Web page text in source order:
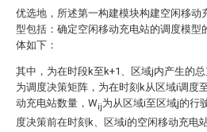
优选地，所述第一构建模块构建空闲移动
型包括：确定空闲移动充电站的调度模型
体如下：
其中， 为在时段k至k+1、区域j内产生的总
为调度决策矩阵， 为在时刻k从区域i调度
动充电站数量， Wij为从区域i至区域j的行
度决策前在时刻k、区域i的空闲移动充电